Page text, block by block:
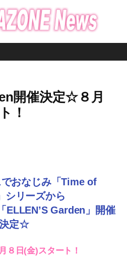
開催決定☆８月
！
おなじみ「Time of
シリーズから
ELLEN’S Garden」開催
定☆
８日(金)スタート！